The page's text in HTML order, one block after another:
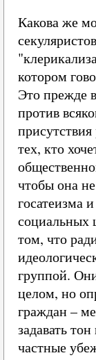
Какова же
котором
Это прежде
против
тех, кто
чтобы она
госатеизма
социальных
том, что
группой.
целом, но
граждан –
задавать
частные